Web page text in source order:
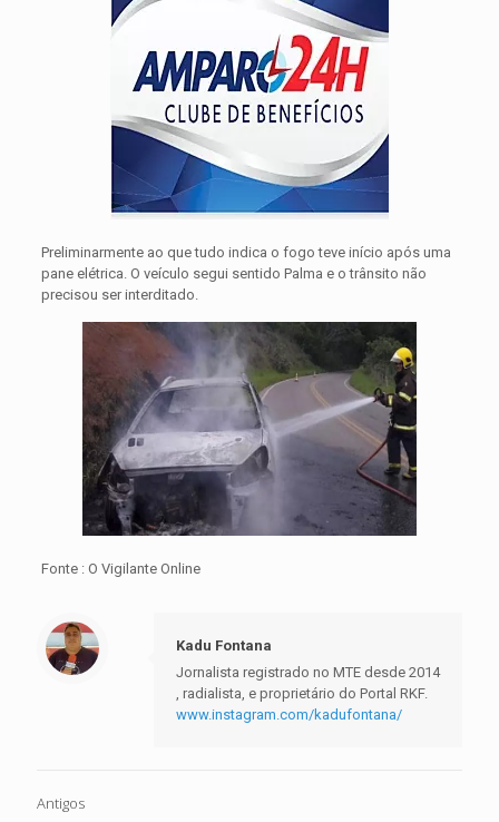
Preliminarmente ao que tudo indica o fogo teve início após uma
pane elétrica. O veículo segui sentido Palma e o trânsito não
precisou ser interditado.
Fonte : O Vigilante Online
Kadu Fontana
Jornalista registrado no MTE desde 2014
, radialista, e proprietário do Portal RKF.
www.instagram.com/kadufontana/
Antigos